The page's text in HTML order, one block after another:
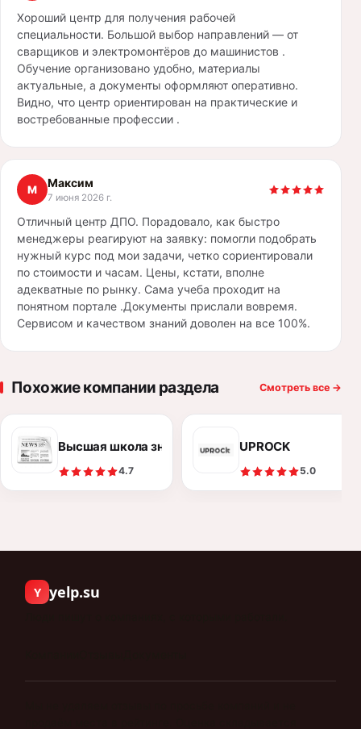
Хороший центр для получения рабочей
специальности. Большой выбор направлений — от
сварщиков и электромонтёров до машинистов .
Обучение организовано удобно, материалы
актуальные, а документы оформляют оперативно.
Видно, что центр ориентирован на практические и
востребованные профессии .
М Максим
7 июня 2026 г.
Отличный центр ДПО. Порадовало, как быстро
менеджеры реагируют на заявку: помогли подобрать
нужный курс под мои задачи, четко сориентировали
по стоимости и часам. Цены, кстати, вполне
адекватные по рынку. Сама учеба проходит на
понятном портале .Документы прислали вовремя.
Сервисом и качеством знаний доволен на все 100%.
Похожие компании раздела Смотреть все →
Высшая школа знакомств
4.7
UPROCK
5.0
Y yelp.su